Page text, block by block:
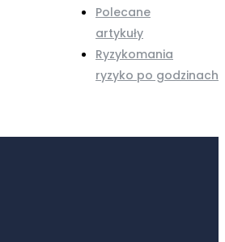
Polecane
artykuły
Ryzykomania
ryzyko po godzinach